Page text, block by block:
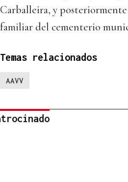
Carballeira, y posteriormente
familiar del cementerio
Temas relacionados
AAVV